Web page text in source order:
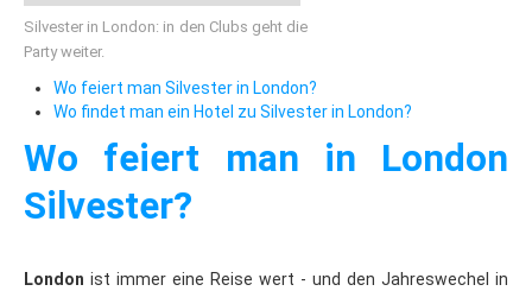
Klassenfahrten nach Prag
4-Tage-in-Prag
Stadtführungen für Klassen
Reisevorschlag: 3-Tage-Hamburg
Aktuelle Angebote: Gruppenreise Hamburg
Silvester in London: in den Clubs geht die
Party weiter.
Wo feiert man Silvester in London?
Wo findet man ein Hotel zu Silvester in London?
Wo feiert man in London
Silvester?
London ist immer eine Reise wert - und den Jahreswechel in